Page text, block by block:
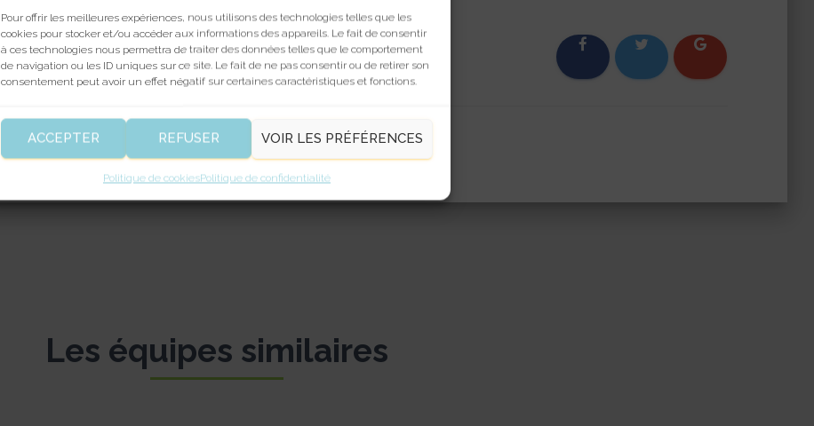
Pour offrir les meilleures expériences, nous utilisons des technologies telles que les
cookies pour stocker et/ou accéder aux informations des appareils. Le fait de consentir
à ces technologies nous permettra de traiter des données telles que le comportement
de navigation ou les ID uniques sur ce site. Le fait de ne pas consentir ou de retirer son
consentement peut avoir un effet négatif sur certaines caractéristiques et fonctions.
ACCEPTER REFUSER VOIR LES PRÉFÉRENCES
Politique de cookiesPolitique de confidentialité
Les équipes similaires